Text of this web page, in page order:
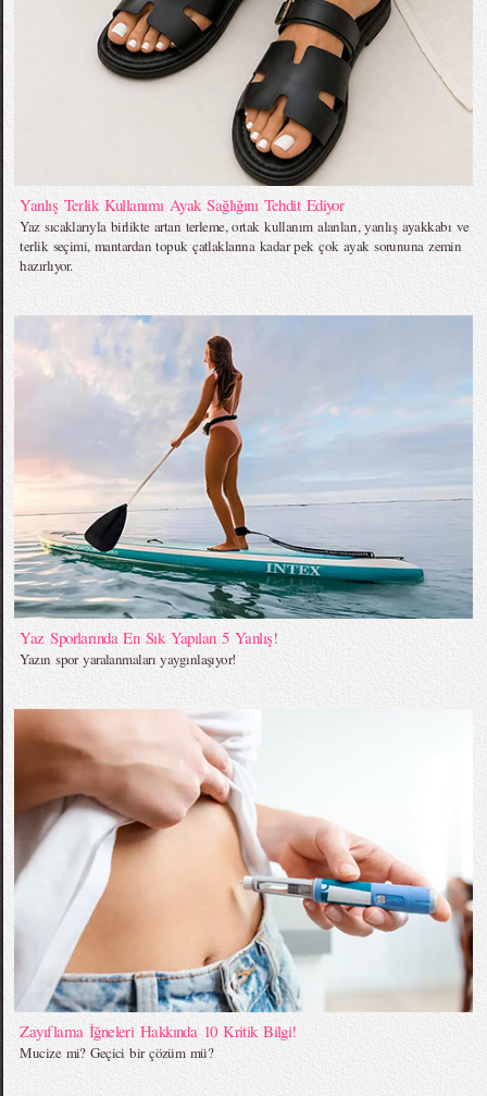
Yanlış Terlik Kullanımı Ayak Sağlığını Tehdit Ediyor
Yaz sıcaklarıyla birlikte artan terleme, ortak kullanım alanları, yanlış ayakkabı ve
terlik seçimi, mantardan topuk çatlaklarına kadar pek çok ayak sorununa zemin
hazırlıyor.
Yaz Sporlarında En Sık Yapılan 5 Yanlış!
Yazın spor yaralanmaları yaygınlaşıyor!
Zayıflama İğneleri Hakkında 10 Kritik Bilgi!
Mucize mi? Geçici bir çözüm mü?